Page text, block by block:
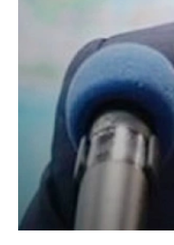
Mədəniyyətimizin Zəfəri
Zəfər Diasporu
Səhiyyə
Ailə və uşaq
Turizm
İqtisadiyyat
İqtisadi xəbərlər
Energetika
Neft-qaz
Əmək və sosial siyasət
Kənd təsərrüfatı